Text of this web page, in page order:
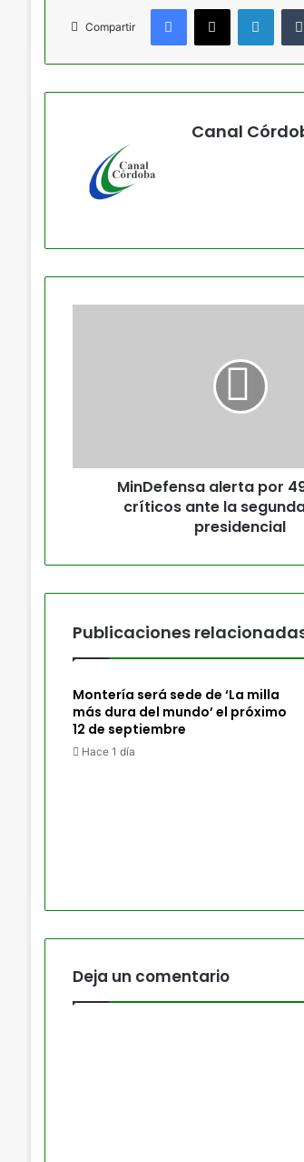
Compartir
Facebook
X
Canal
MinDefensa alerta por
críticos ante la
presidencial
Publicaciones
Montería será sede de ‘La milla
más dura del mundo’ el próximo
12 de septiembre
Hace 1 día
Deja un comentario